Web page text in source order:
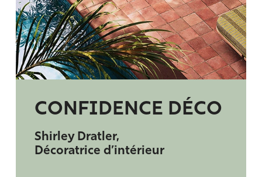
CONFIDENCE DÉCO
Shirley Dratler,
Décoratrice d’intérieur